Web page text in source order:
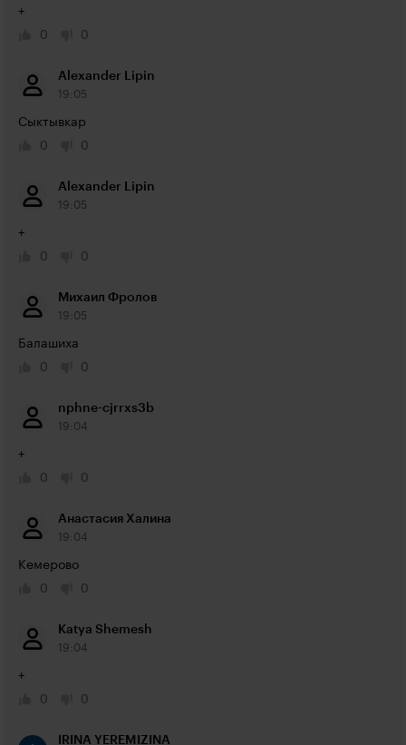
+
0
0
Alexander Lipin
19:05
Сыктывкар
0
0
Alexander Lipin
19:05
+
0
0
Михаил Фролов
19:05
Балашиха
0
0
nphne-cjrrxs3b
19:04
+
0
0
Анастасия Халина
19:04
Кемерово
0
0
Katya Shemesh
19:04
+
0
0
IRINA YEREMIZINA